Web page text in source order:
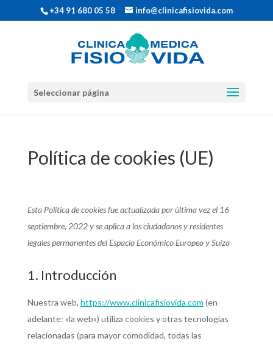
+34 91 680 05 58 info@clinicafisiovida.com
Seleccionar página
Política de cookies (UE)
Esta Política de cookies fue actualizada por última vez el 16
septiembre, 2022 y se aplica a los ciudadanos y residentes
legales permanentes del Espacio Económico Europeo y Suiza
1. Introducción
Nuestra web, https://www.clinicafisiovida.com (en
adelante: «la web») utiliza cookies y otras tecnologías
relacionadas (para mayor comodidad, todas las